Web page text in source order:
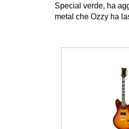
Special verde, ha
metal che Ozzy ha